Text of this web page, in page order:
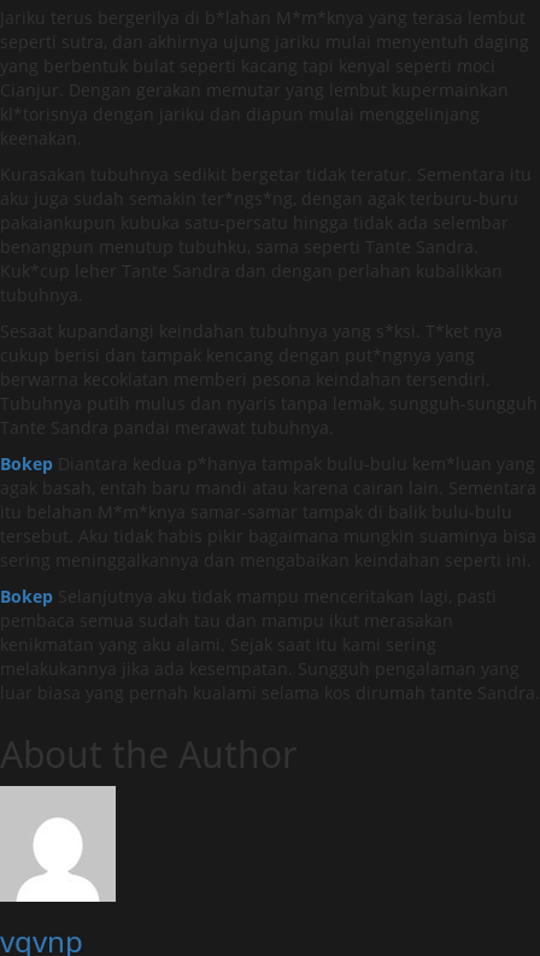
Jariku terus bergerilya di b*lahan M*m*knya yang terasa lembut
seperti sutra, dan akhirnya ujung jariku mulai menyentuh daging
yang berbentuk bulat seperti kacang tapi kenyal seperti moci
Cianjur. Dengan gerakan memutar yang lembut kupermainkan
kl*torisnya dengan jariku dan diapun mulai menggelinjang
keenakan.
Kurasakan tubuhnya sedikit bergetar tidak teratur. Sementara itu
aku juga sudah semakin ter*ngs*ng, dengan agak terburu-buru
pakaiankupun kubuka satu-persatu hingga tidak ada selembar
benangpun menutup tubuhku, sama seperti Tante Sandra.
Kuk*cup leher Tante Sandra dan dengan perlahan kubalikkan
tubuhnya.
Sesaat kupandangi keindahan tubuhnya yang s*ksi. T*ket nya
cukup berisi dan tampak kencang dengan put*ngnya yang
berwarna kecoklatan memberi pesona keindahan tersendiri.
Tubuhnya putih mulus dan nyaris tanpa lemak, sungguh-sungguh
Tante Sandra pandai merawat tubuhnya.
Bokep Diantara kedua p*hanya tampak bulu-bulu kem*luan yang
agak basah, entah baru mandi atau karena cairan lain. Sementara
itu belahan M*m*knya samar-samar tampak di balik bulu-bulu
tersebut. Aku tidak habis pikir bagaimana mungkin suaminya bisa
sering meninggalkannya dan mengabaikan keindahan seperti ini.
Bokep Selanjutnya aku tidak mampu menceritakan lagi, pasti
pembaca semua sudah tau dan mampu ikut merasakan
kenikmatan yang aku alami. Sejak saat itu kami sering
melakukannya jika ada kesempatan. Sungguh pengalaman yang
luar biasa yang pernah kualami selama kos dirumah tante Sandra.
About the Author
vqvnp